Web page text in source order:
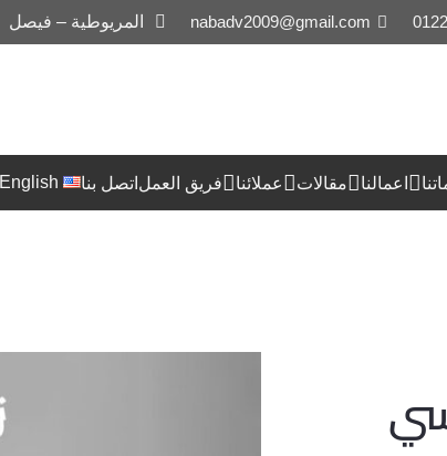
nabadv2009@gmail.com المريوطية – فيصل
اعمالنا مقالات عملائنا فريق العمل اتصل بنا English